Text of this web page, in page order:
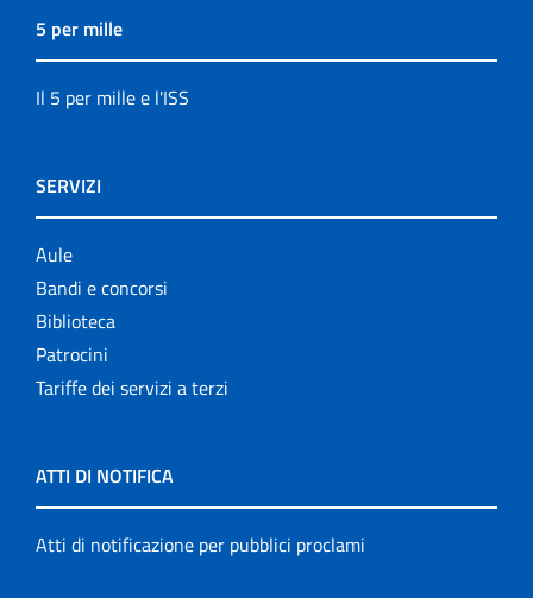
5 per mille
Il 5 per mille e l'ISS
SERVIZI
Aule
Bandi e concorsi
Biblioteca
Patrocini
Tariffe dei servizi a terzi
ATTI DI NOTIFICA
Atti di notificazione per pubblici proclami